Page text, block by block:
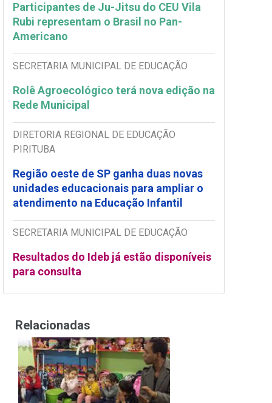
Participantes de Ju-Jitsu do CEU Vila
Rubi representam o Brasil no Pan-
Americano
SECRETARIA MUNICIPAL DE EDUCAÇÃO
Rolê Agroecológico terá nova edição na
Rede Municipal
DIRETORIA REGIONAL DE EDUCAÇÃO
PIRITUBA
Região oeste de SP ganha duas novas
unidades educacionais para ampliar o
atendimento na Educação Infantil
SECRETARIA MUNICIPAL DE EDUCAÇÃO
Resultados do Ideb já estão disponíveis
para consulta
Relacionadas